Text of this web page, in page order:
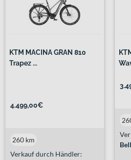
KTM MACINA GRAN 810
Trapez ...
4.499,00€
Verkauf durch Händler:
260 km